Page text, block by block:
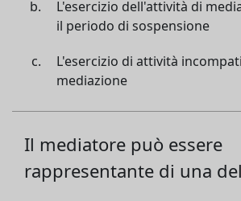
L'esercizio dell'attività di
il periodo di sospensione
L'esercizio di attività
mediazione
Il mediatore può essere
rappresentante di una